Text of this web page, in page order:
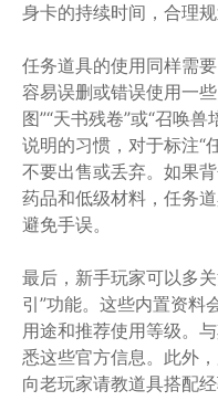
身卡的持续时间，合理规
任务道具的使用同样需
容易误删或错误使用一
图”“天书残卷”或“召唤
说明的习惯，对于标注“
不要出售或丢弃。如果
药品和低级材料，任务
避免手误。
最后，新手玩家可以多
引”功能。这些内置资料
用途和推荐使用等级。
悉这些官方信息。此外
向老玩家请教道具搭配